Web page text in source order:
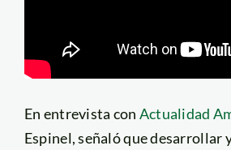
En entrevista con Actualidad
Espinel, señaló que desarrollar